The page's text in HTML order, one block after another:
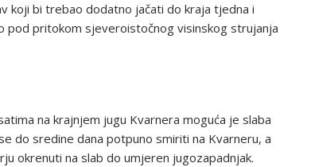
koji bi trebao dodatno jačati do kraja tjedna i
pod pritokom sjeveroistočnog visinskog strujanja
na krajnjem jugu Kvarnera moguća je slaba
do sredine dana potpuno smiriti na Kvarneru, a
okrenuti na slab do umjeren jugozapadnjak.